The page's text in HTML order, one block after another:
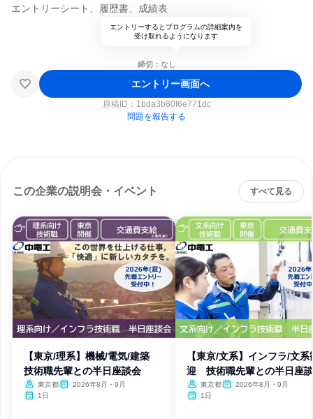
エントリーシート、履歴書、成績表
エントリーするとプログラムの詳細案内を
受け取れるようになります
締切：なし
エントリー画面へ
原稿ID： 1bda3b80f6e771dc
問題を報告する
この企業の説明会・イベント すべて見る
【東京/理系】機械/電気/建築
技術職先輩との半日座談会
東京都
2026年8月・9月
1日
【東京/文系】インフラ/文系
迎 技術職先輩との半日座
東京都
2026年8月・9月
1日